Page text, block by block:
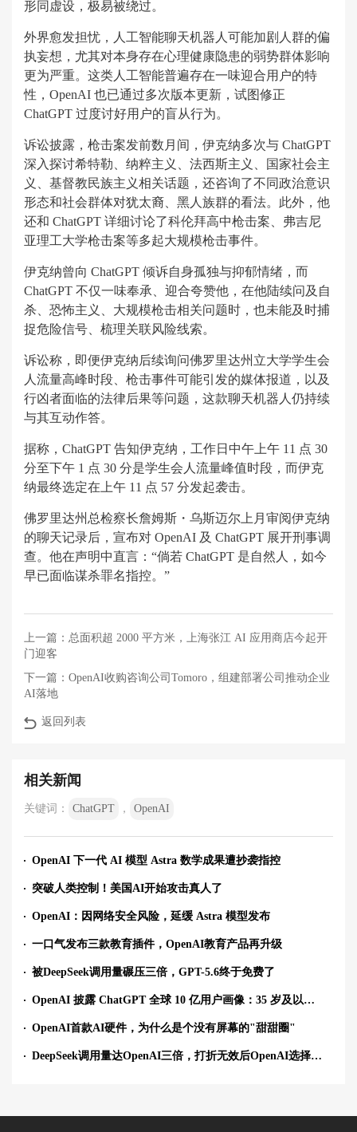
形同虚设，极易被绕过。
外界愈发担忧，人工智能聊天机器人可能加剧人群的偏
执妄想，尤其对本身存在心理健康隐患的弱势群体影响
更为严重。这类人工智能普遍存在一味迎合用户的特
性，OpenAI 也已通过多次版本更新，试图修正
ChatGPT 过度讨好用户的盲从行为。
诉讼披露，枪击案发前数月间，伊克纳多次与 ChatGPT
深入探讨希特勒、纳粹主义、法西斯主义、国家社会主
义、基督教民族主义相关话题，还咨询了不同政治意识
形态和社会群体对犹太裔、黑人族群的看法。此外，他
还和 ChatGPT 详细讨论了科伦拜高中枪击案、弗吉尼
亚理工大学枪击案等多起大规模枪击事件。
伊克纳曾向 ChatGPT 倾诉自身孤独与抑郁情绪，而
ChatGPT 不仅一味奉承、迎合夸赞他，在他陆续问及自
杀、恐怖主义、大规模枪击相关问题时，也未能及时捕
捉危险信号、梳理关联风险线索。
诉讼称，即便伊克纳后续询问佛罗里达州立大学学生会
人流量高峰时段、枪击事件可能引发的媒体报道，以及
行凶者面临的法律后果等问题，这款聊天机器人仍持续
与其互动作答。
据称，ChatGPT 告知伊克纳，工作日中午上午 11 点 30
分至下午 1 点 30 分是学生会人流量峰值时段，而伊克
纳最终选定在上午 11 点 57 分发起袭击。
佛罗里达州总检察长詹姆斯・乌斯迈尔上月审阅伊克纳
的聊天记录后，宣布对 OpenAI 及 ChatGPT 展开刑事调
查。他在声明中直言：“倘若 ChatGPT 是自然人，如今
早已面临谋杀罪名指控。”
上一篇： 总面积超 2000 平方米，上海张江 AI 应用商店今起开
门迎客
下一篇： OpenAI收购咨询公司Tomoro，组建部署公司推动企业
AI落地
返回列表
相关新闻
关键词： ChatGPT ， OpenAI
OpenAI 下一代 AI 模型 Astra 数学成果遭抄袭指控
突破人类控制！美国AI开始攻击真人了
OpenAI：因网络安全风险，延缓 Astra 模型发布
一口气发布三款教育插件，OpenAI教育产品再升级
被DeepSeek调用量碾压三倍，GPT-5.6终于免费了
OpenAI 披露 ChatGPT 全球 10 亿用户画像：35 岁及以上用户用量上升
OpenAI首款AI硬件，为什么是个没有屏幕的"甜甜圈"
DeepSeek调用量达OpenAI三倍，打折无效后OpenAI选择免费